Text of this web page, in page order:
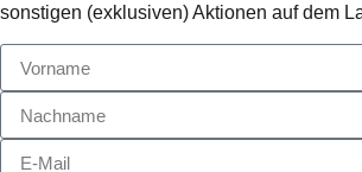
sonstigen (exklusiven) Aktionen auf dem